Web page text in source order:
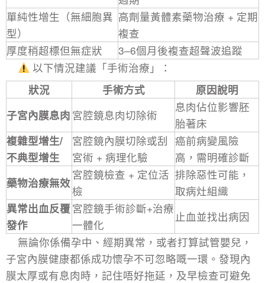
單純性增生（無細胞異
型）
高劑量黃體素藥物治療 + 定期
複查
厚度稍超標但無症狀
3–6個月後複查超聲波追蹤
以下情況建議「手術治療」：
狀況
手術方式
原因說明
子宮內膜息肉 宮腔鏡息肉切除術
息肉佔位影響胚
胎著床
複雜型增生/
不典型增生
宮腔鏡內膜切除或刮
宮術 + 病理化驗
癌前病變風險
高，需明確診斷
藥物治療無效
宮腔鏡檢查 + 定位活
檢
排除惡性可能，
取病灶組織
異常出血反覆
發作
宮腔鏡手術診斷+治療
一體化
止血並找出病因
無論你係備孕中、經期異常，或者打算試管嬰兒，
子宮內膜健康都係成功懷孕不可忽略嘅一環。發現內
膜太厚或有息肉時，記住唔好拖延，及早檢查可避免